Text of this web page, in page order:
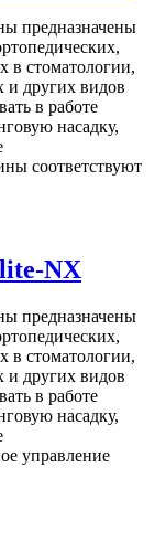
предназначены
в стоматологии,
и других видов
в работе
насадку,
соответствуют
NX
предназначены
в стоматологии,
и других видов
в работе
насадку,
управление